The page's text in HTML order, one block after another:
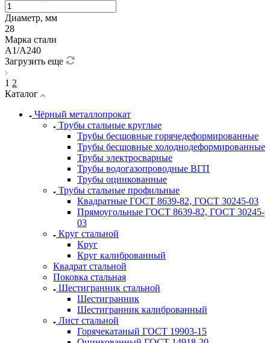
Диаметр, мм
28
Марка стали
А1/А240
Загрузить еще
1 2
Каталог
Чёрный металлопрокат
Трубы стальные круглые
Трубы бесшовные горячедеформированные
Трубы бесшовные холоднодеформированные
Трубы электросварные
Трубы водогазопроводные ВГП
Трубы оцинкованные
Трубы стальные профильные
Квадратные ГОСТ 8639-82, ГОСТ 30245-03
Прямоугольные ГОСТ 8639-82, ГОСТ 30245-
03
Круг стальной
Круг
Круг калиброванный
Квадрат стальной
Поковка стальная
Шестигранник стальной
Шестигранник
Шестигранник калиброванный
Лист стальной
Горячекатаный ГОСТ 19903-15